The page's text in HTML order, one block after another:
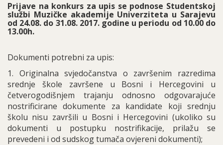
Prijave na konkurs za upis se podnose Studentskoj
službi Muzičke akademije Univerziteta u Sarajevu
od 24.08. do 31.08. 2017. godine u periodu od 10.00 do
13.00h.
Dokumenti potrebni za upis:
1. Originalna svjedočanstva o završenim razredima
srednje škole završene u Bosni i Hercegovini u
četverogodišnjem trajanju odnosno odgovarajuće
nostrificirane dokumente za kandidate koji srednju
školu nisu završili u Bosni i Hercegovini (ukoliko su
dokumenti u postupku nostrifikacije, prilažu se
prevedeni i od sudskog tumača ovjereni dokumenti);